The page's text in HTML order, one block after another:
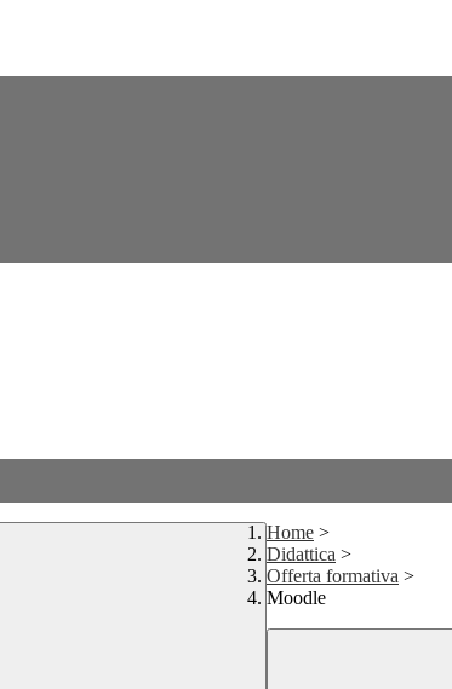
Home >
Didattica >
Offerta formativa >
Moodle